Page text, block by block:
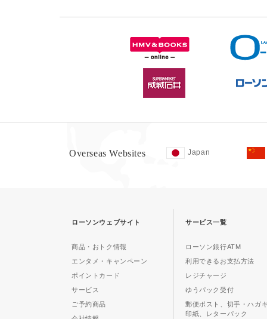
Overseas Websites Japan
ローソンウェブサイト
商品・おトク情報
エンタメ・キャンペーン
ポイントカード
サービス
ご予約商品
サービス一覧
ローソン銀行ATM
利用できるお支払方法
レジチャージ
ゆうパック受付
郵便ポスト、切手・ハガ
印紙、レターパック